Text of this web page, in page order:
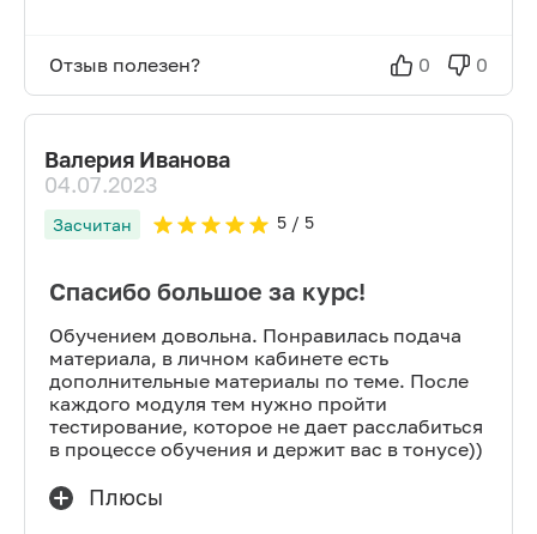
Отзыв полезен? 0 0
Валерия Иванова
04.07.2023
Засчитан 5/ 5
Спасибо большое за курс!
Обучением довольна. Понравилась подача
материала, в личном кабинете есть
дополнительные материалы по теме. После
каждого модуля тем нужно пройти
тестирование, которое не дает расслабиться
в процессе обучения и держит вас в тонусе))
Плюсы